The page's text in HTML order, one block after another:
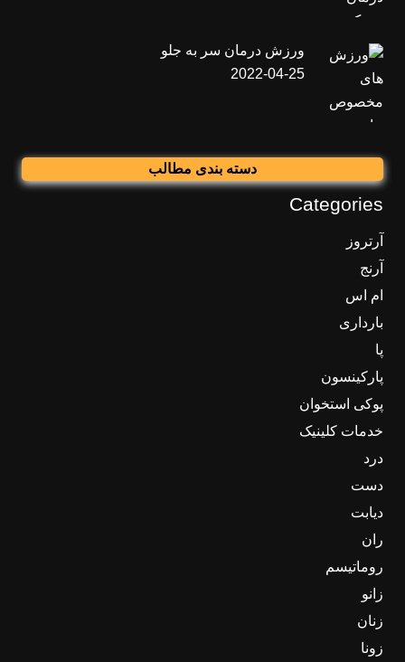
ورزش درمان سر به جلو
2022-04-25
دسته بندی مطالب
Categories
آرتروز
آرنج
ام اس
بارداری
پا
پارکینسون
پوکی استخوان
خدمات کلینیک
درد
دست
دیابت
ران
روماتیسم
زانو
زنان
زونا